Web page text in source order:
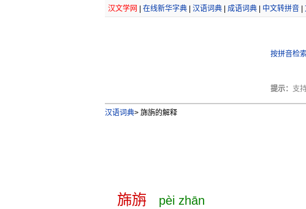
汉文学网 在线新华字典| 汉语词典| 成语词典| 中文转拼音|
按拼音检
提示： 支
汉语词典>旆旃的解释
旆旃 pèi zhān